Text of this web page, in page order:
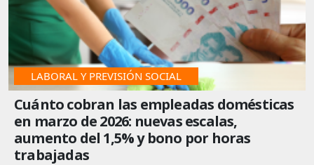
LABORAL Y PREVISIÓN SOCIAL
Cuánto cobran las empleadas domésticas
en marzo de 2026: nuevas escalas,
aumento del 1,5% y bono por horas
trabajadas